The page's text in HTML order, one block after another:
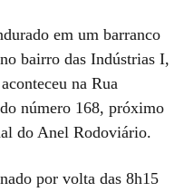
em um barranco
bairro das Indústrias I,
na Rua
número 168, próximo
do Anel Rodoviário.
por volta das 8h15